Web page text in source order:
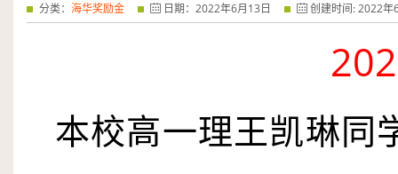
分类： 海华奖励金 日期： 2022年6月13日 创建时间:2022年
本校高一理王凯琳同